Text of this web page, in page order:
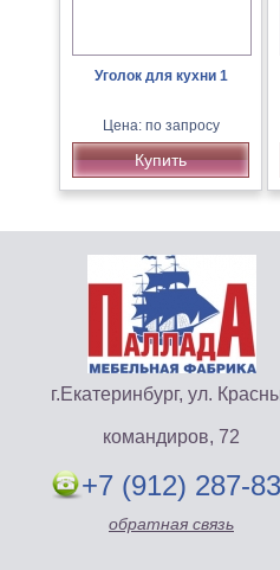
Уголок для кухни 1
Цена: по запросу
Купить
г.Екатеринбург, ул.
командиров, 72
+7 (912) 287-
обратная связь